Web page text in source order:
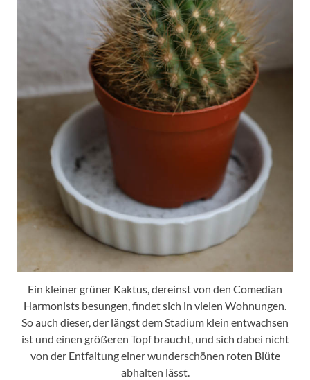
Ein kleiner grüner Kaktus, dereinst von den Comedian
Harmonists besungen, findet sich in vielen Wohnungen.
So auch dieser, der längst dem Stadium klein entwachsen
ist und einen größeren Topf braucht, und sich dabei nicht
von der Entfaltung einer wunderschönen roten Blüte
abhalten lässt.